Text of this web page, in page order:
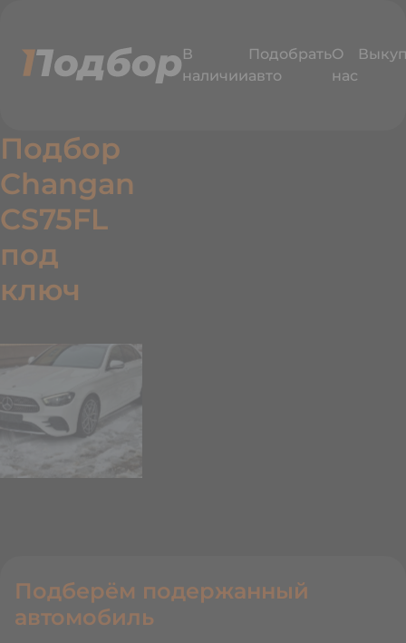
В
наличии
Подобрать
авто
О
нас
Подбор
Changan
CS75FL
под
ключ
Подберём подержанный
автомобиль